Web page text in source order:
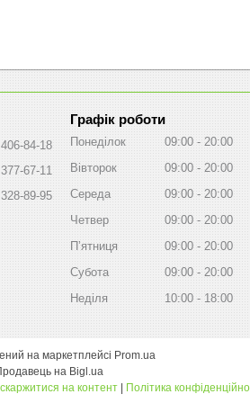
84-18
67-11
89-95
Графік роботи
Понеділок 09:00
20:00
Вівторок
09:00
20:00
Середа
09:00
20:00
Четвер
09:00
20:00
Пʼятниця
09:00
20:00
Субота
09:00
20:00
Неділя
10:00 18:00
на маркетплейсі Prom.ua
на Bigl.ua
на контент Політика